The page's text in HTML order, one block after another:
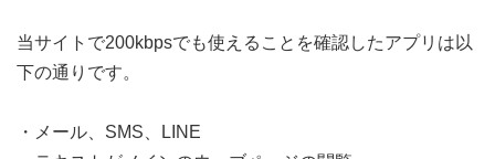
当サイトで200kbpsでも使えることを確認したアプリは以
下の通りです。
・メール、SMS、LINE